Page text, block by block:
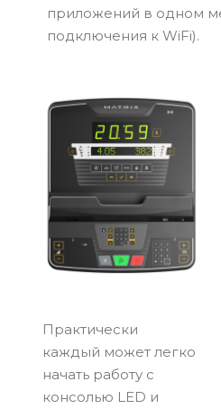
приложений в одном
подключения к WiFi).
Практически
каждый может легко
начать работу с
консолью LED и